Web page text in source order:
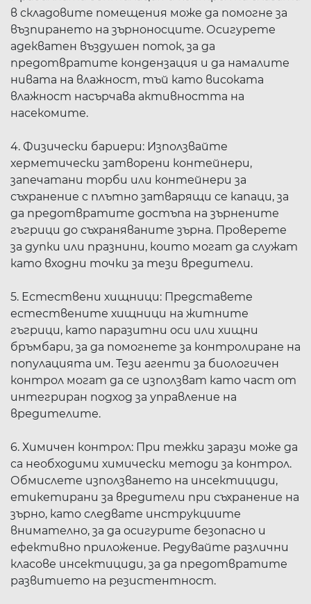
в складовите помещения може да помогне за
възпирането на зърноносците. Осигурете
адекватен въздушен поток, за да
предотвратите кондензация и да намалите
нивата на влажност, тъй като високата
влажност насърчава активността на
насекомите.
4. Физически бариери: Използвайте
херметически затворени контейнери,
запечатани торби или контейнери за
съхранение с плътно затварящи се капаци, за
да предотвратите достъпа на зърнените
гъгрици до съхраняваните зърна. Проверете
за дупки или празнини, които могат да служат
като входни точки за тези вредители.
5. Естествени хищници: Представете
естествените хищници на житните
гъгрици, като паразитни оси или хищни
бръмбари, за да помогнете за контролиране на
популацията им. Тези агенти за биологичен
контрол могат да се използват като част от
интегриран подход за управление на
вредителите.
6. Химичен контрол: При тежки зарази може да
са необходими химически методи за контрол.
Обмислете използването на инсектициди,
етикетирани за вредители при съхранение на
зърно, като следвате инструкциите
внимателно, за да осигурите безопасно и
ефективно приложение. Редувайте различни
класове инсектициди, за да предотвратите
развитието на резистентност.